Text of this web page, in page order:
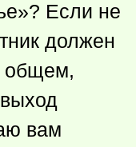
Если не
должен
общем,
вам